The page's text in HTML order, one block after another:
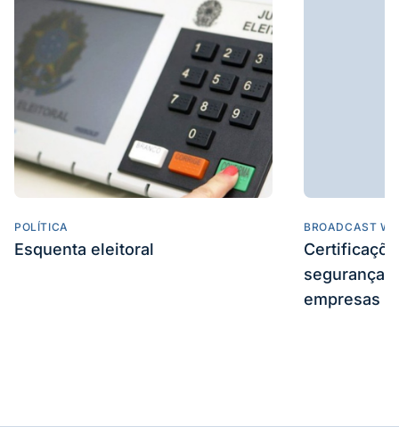
POLÍTICA
Esquenta eleitoral
BROADCAST
segurança
empresas